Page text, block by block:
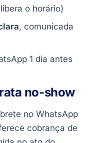
o horário)
, comunicada
1 dia antes
no-show
no WhatsApp
cobrança de